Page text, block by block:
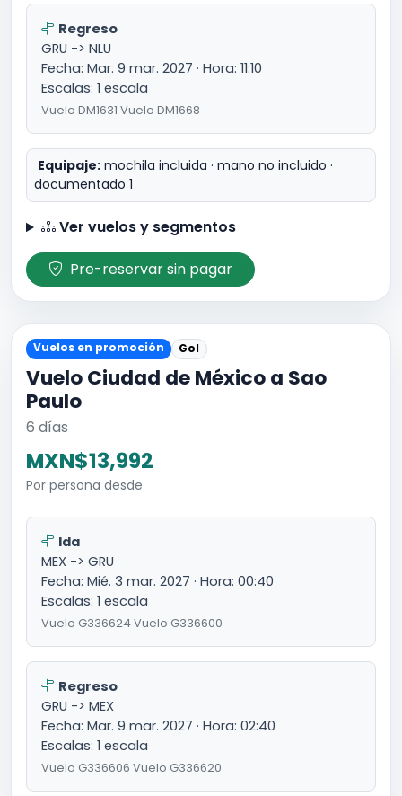
Regreso
GRU -> NLU
Fecha: Mar. 9 mar. 2027 · Hora: 11:10
Escalas: 1 escala
Vuelo DM1631 Vuelo DM1668
Equipaje: mochila incluida · mano no incluido ·
documentado 1
Ver vuelos y segmentos
Pre-reservar sin pagar
Vuelos en promoción Gol
Vuelo Ciudad de México a Sao
Paulo
6 días
MXN$13,992
Por persona desde
Ida
MEX -> GRU
Fecha: Mié. 3 mar. 2027 · Hora: 00:40
Escalas: 1 escala
Vuelo G336624 Vuelo G336600
Regreso
GRU -> MEX
Fecha: Mar. 9 mar. 2027 · Hora: 02:40
Escalas: 1 escala
Vuelo G336606 Vuelo G336620